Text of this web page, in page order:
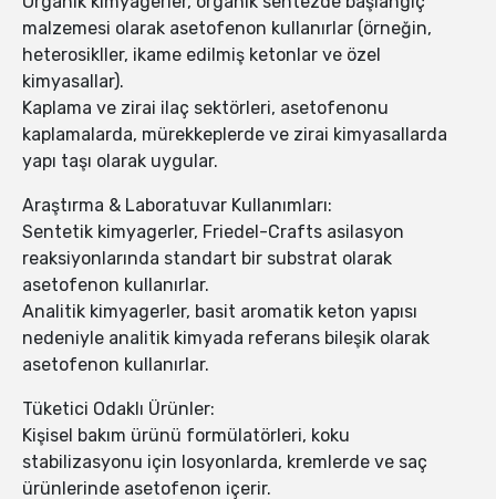
malzemesi olarak asetofenon kullanırlar (örneğin,
heterosikller, ikame edilmiş ketonlar ve özel
kimyasallar).
Kaplama ve zirai ilaç sektörleri, asetofenonu
kaplamalarda, mürekkeplerde ve zirai kimyasallarda
yapı taşı olarak uygular.
Araştırma & Laboratuvar Kullanımları:
Sentetik kimyagerler, Friedel-Crafts asilasyon
reaksiyonlarında standart bir substrat olarak
asetofenon kullanırlar.
Analitik kimyagerler, basit aromatik keton yapısı
nedeniyle analitik kimyada referans bileşik olarak
asetofenon kullanırlar.
Tüketici Odaklı Ürünler:
Kişisel bakım ürünü formülatörleri, koku
stabilizasyonu için losyonlarda, kremlerde ve saç
ürünlerinde asetofenon içerir.